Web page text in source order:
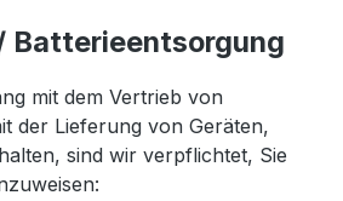
mit dem Vertrieb von
der Lieferung von Geräten,
sind wir verpflichtet, Sie